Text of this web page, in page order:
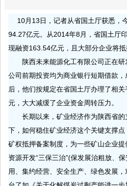
10月13日，记者从省国土厅获悉，
94.27亿元。从2014年8月，省国土厅
现融资163.54亿元，且大部分企业将
陕西未来能源化工有限公司正在研
公司前期投资均为商业银行短期借款
后，他们按规定在省国土厅办理了相
元，大大减缓了企业资金周转压力。
长期以来，矿业经济作为陕西省的
下，如何稳住矿业经济这个关键支撑
矿权抵押备案制度，为一些矿山企业
资源开发“三保三治”(保发展治粗放、
用、集约经营、安全生产、绿色发展